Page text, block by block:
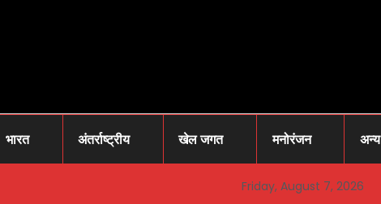
भारत अंतर्राष्ट्रीय खेल जगत मनोरंजन अन्य
Friday, August 7, 2026